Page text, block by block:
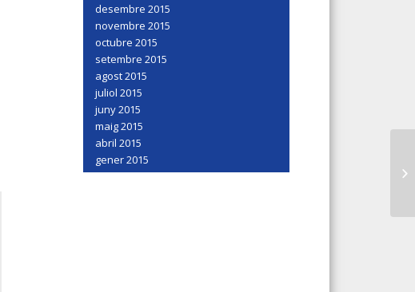
desembre 2015
novembre 2015
octubre 2015
setembre 2015
agost 2015
juliol 2015
juny 2015
maig 2015
abril 2015
gener 2015